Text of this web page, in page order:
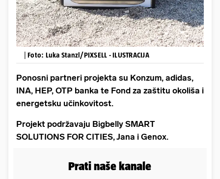
Foto: Luka Stanzl/PIXSELL - ILUSTRACIJA
Ponosni partneri projekta su Konzum, adidas,
INA, HEP, OTP banka te Fond za zaštitu okoliša i
energetsku učinkovitost.
Projekt podržavaju Bigbelly SMART
SOLUTIONS FOR CITIES, Jana i Genox.
Prati naše kanale